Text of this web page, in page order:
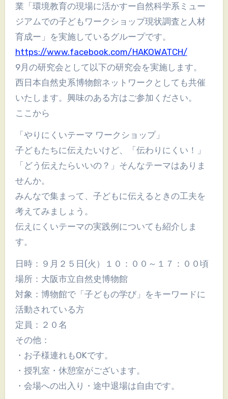
業「環境教育の現場に活かすー自然科学系ミュー
ジアムでの子どもワークショップ現状調査と人材
育成ー」を実施しているグループです。
https://www.facebook.com/HAKOWATCH/
9月の研究会として以下の研究会を実施します。
西日本自然史系博物館ネットワークとしても共催
いたします。興味のある方はご参加ください。
ここから
「やりにくいテーマ ワークショップ」
子どもたちに伝えたいけど、「伝わりにくい！」
「どう伝えたらいいの？」そんなテーマはありま
せんか。
みんなで集まって、子どもに伝えるときの工夫を
考えてみましょう。
伝えにくいテーマの実践例についても紹介しま
す。
日時：９月２５日(火）１０：００～１７：００頃
場所：大阪市立自然史博物館
対象：博物館で「子どもの学び」をキーワードに
活動されている方
定員：２０名
その他：
・お子様連れもOKです。
・授乳室・休憩室がございます。
・会場への出入り・途中退場は自由です。